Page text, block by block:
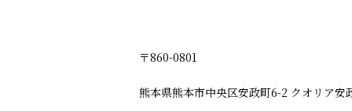
〒860-0801
熊本県熊本市中央区安政町6-2 クオリア安